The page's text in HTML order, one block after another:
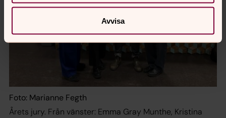
Avvisa
Foto: Marianne Fegth
Årets jury. Från vänster: Emma Gray Munthe, Kristina